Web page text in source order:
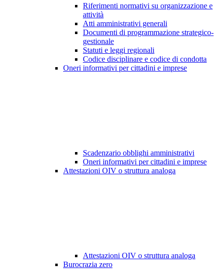
Riferimenti normativi su organizzazione e
attività
Atti amministrativi generali
Documenti di programmazione strategico-
gestionale
Statuti e leggi regionali
Codice disciplinare e codice di condotta
Oneri informativi per cittadini e imprese
Scadenzario obblighi amministrativi
Oneri informativi per cittadini e imprese
Attestazioni OIV o struttura analoga
Attestazioni OIV o struttura analoga
Burocrazia zero